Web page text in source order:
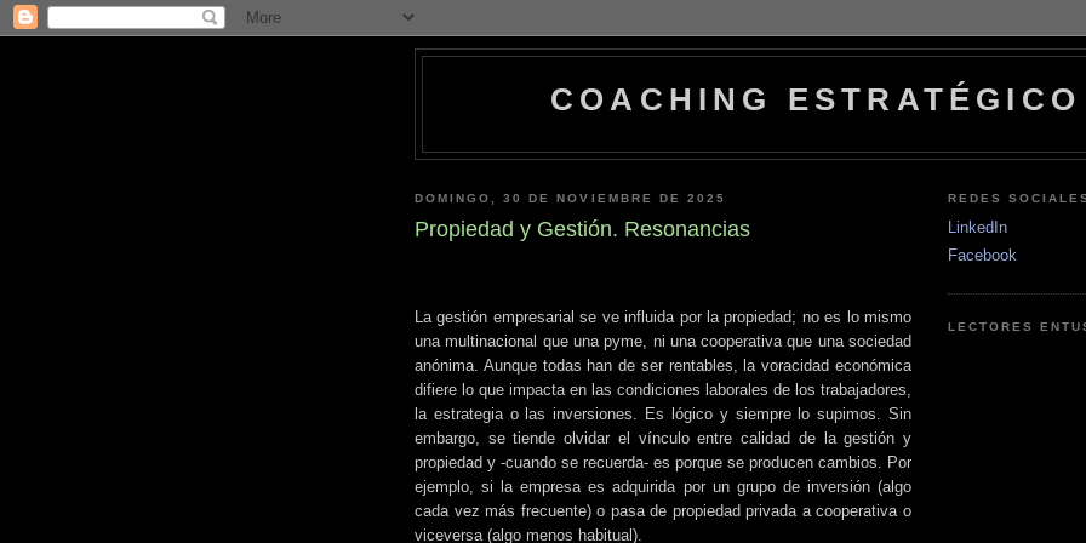
COACHING ESTRATÉGICO
DOMINGO, 30 DE NOVIEMBRE DE 2025
Propiedad y Gestión. Resonancias
La gestión empresarial se ve influida por la propiedad; no es lo mismo
una multinacional que una pyme, ni una cooperativa que una sociedad
anónima. Aunque todas han de ser rentables, la voracidad económica
difiere lo que impacta en las condiciones laborales de los trabajadores,
la estrategia o las inversiones. Es lógico y siempre lo supimos. Sin
embargo, se tiende olvidar el vínculo entre calidad de la gestión y
propiedad y -cuando se recuerda- es porque se producen cambios. Por
ejemplo, si la empresa es adquirida por un grupo de inversión (algo
cada vez más frecuente) o pasa de propiedad privada a cooperativa o
viceversa (algo menos habitual).
REDES SOCIALES
LinkedIn
Facebook
LECTORES